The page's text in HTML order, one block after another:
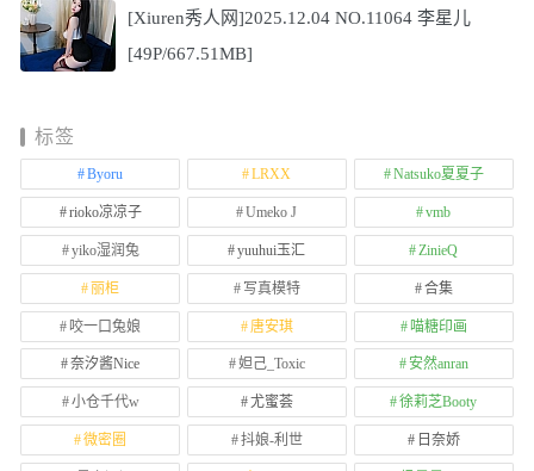
[Xiuren秀人网]2025.12.04 NO.11064 李星儿
[49P/667.51MB]
标签
Byoru LRXX Natsuko夏夏子
rioko凉凉子 Umeko J vmb
yiko湿润兔 yuuhui玉汇 ZinieQ
丽柜 写真模特 合集
咬一口兔娘 唐安琪 喵糖印画
奈汐酱Nice 妲己_Toxic 安然anran
小仓千代w 尤蜜荟 徐莉芝Booty
微密圈 抖娘-利世 日奈娇